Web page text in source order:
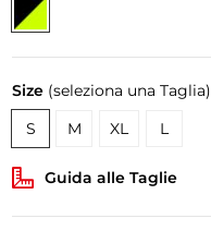
Size (seleziona una Taglia)
S M XL L
Guida alle Taglie